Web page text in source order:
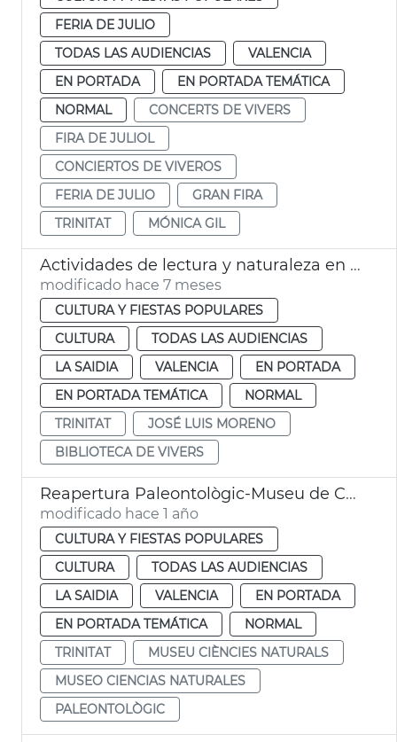
FERIA DE JULIO
TODAS LAS AUDIENCIAS
VALENCIA
EN PORTADA
EN PORTADA TEMÁTICA
NORMAL
CONCERTS DE VIVERS
FIRA DE JULIOL
CONCIERTOS DE VIVEROS
FERIA DE JULIO
GRAN FIRA
TRINITAT
MÓNICA GIL
Actividades de lectura y naturaleza en la Biblioteca de Viveros València
modificado hace 7 meses
CULTURA Y FIESTAS POPULARES
CULTURA
TODAS LAS AUDIENCIAS
LA SAIDIA
VALENCIA
EN PORTADA
EN PORTADA TEMÁTICA
NORMAL
TRINITAT
JOSÉ LUIS MORENO
BIBLIOTECA DE VIVERS
Reapertura Paleontològic-Museu de Col·leccions Naturals
modificado hace 1 año
CULTURA Y FIESTAS POPULARES
CULTURA
TODAS LAS AUDIENCIAS
LA SAIDIA
VALENCIA
EN PORTADA
EN PORTADA TEMÁTICA
NORMAL
TRINITAT
MUSEU CIÈNCIES NATURALS
MUSEO CIENCIAS NATURALES
PALEONTOLÒGIC